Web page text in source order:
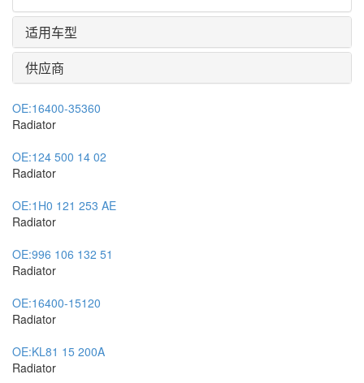
适用车型
供应商
OE:16400-35360
Radiator
OE:124 500 14 02
Radiator
OE:1H0 121 253 AE
Radiator
OE:996 106 132 51
Radiator
OE:16400-15120
Radiator
OE:KL81 15 200A
Radiator